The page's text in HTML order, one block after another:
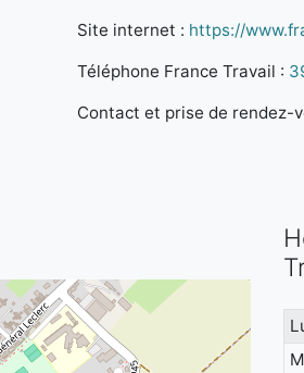
Site internet : https://
Téléphone France Travail :
Contact et prise de rendez-